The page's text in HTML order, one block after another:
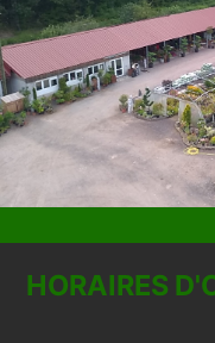
HORAIRES